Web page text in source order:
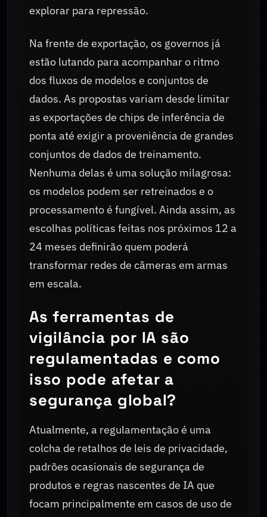
explorar para repressão.
Na frente de exportação, os governos já
estão lutando para acompanhar o ritmo
dos fluxos de modelos e conjuntos de
dados. As propostas variam desde limitar
as exportações de chips de inferência de
ponta até exigir a proveniência de grandes
conjuntos de dados de treinamento.
Nenhuma delas é uma solução milagrosa:
os modelos podem ser retreinados e o
processamento é fungível. Ainda assim, as
escolhas políticas feitas nos próximos 12 a
24 meses definirão quem poderá
transformar redes de câmeras em armas
em escala.
As ferramentas de
vigilância por IA são
regulamentadas e como
isso pode afetar a
segurança global?
Atualmente, a regulamentação é uma
colcha de retalhos de leis de privacidade,
padrões ocasionais de segurança de
produtos e regras nascentes de IA que
focam principalmente em casos de uso de